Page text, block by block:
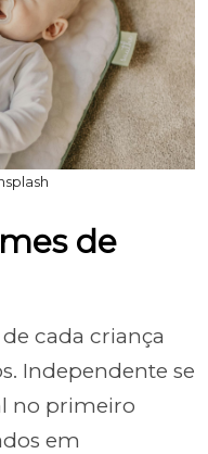
de
cada criança
Independente se
no primeiro
em